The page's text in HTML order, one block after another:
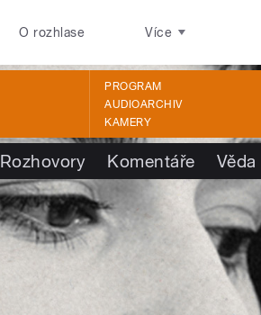
O rozhlase Více
PROGRAM
AUDIOARCHIV
KAMERY
Rozhovory Komentáře Věda